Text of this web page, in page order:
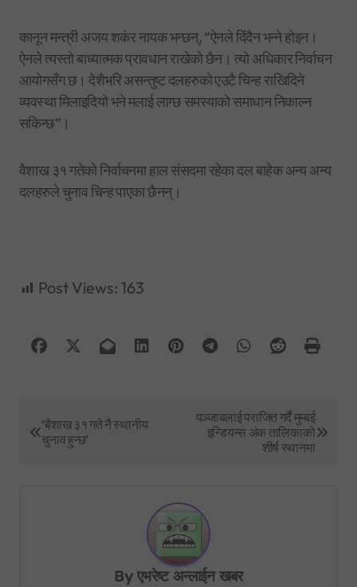
कानून मन्त्री अजय शकंर नायक भन्छन्, “ऐनले दिंदैन भन्ने होइन।
ऐनले त्यस्तो बाध्यात्मक प्रावधान राखेको छैन। त्यो अधिकार निर्वाचन
आयोगसँग छ। देशैभरि असन्तुष्ट दलहरुको एउटै चिन्ह राखिदिने
व्यवस्था मिलाइदियो भने मलाई लाग्छ समस्याको समाधान निकाल्न
सकिन्छ”।
वैशाख ३१ गतेको निर्वाचनमा हाल संसदमा रहेका दल बाहेक अन्य अन्य
दलहरुले चुनाव चिन्ह पाएका छैनन्।
Post Views: 163
o
‘बैशाख ३१ गते नै स्थानीय
चुनाव हुन्छ’
पञ्जाबलाई पराजित गर्दै मुम्बई
इन्डियन्स अंक तालिकाको
शीर्ष स्थानमा
Byएभरेष्ट अन्लाईन खबर